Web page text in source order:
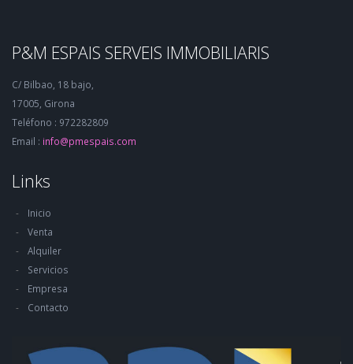
P&M ESPAIS SERVEIS IMMOBILIARIS
C/ Bilbao, 18 bajo,
17005, Girona
Teléfono : 972282809
Email : info@pmespais.com
Links
Inicio
Venta
Alquiler
Servicios
Empresa
Contacto